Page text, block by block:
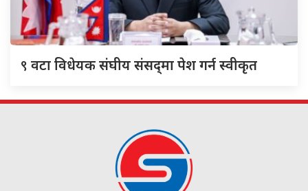
९ वटा विधेयक संघीय संसद्‌मा पेश गर्न स्वीकृत